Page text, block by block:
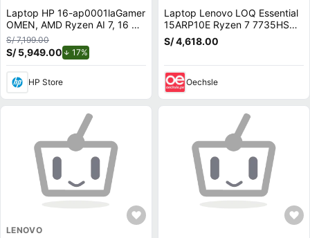
Laptop HP 16-ap0001laGamer
OMEN, AMD Ryzen AI 7, 16 GB
RAM, NVIDIA GeForce RTX
5050, 1 TB SSD, 16"" 2K 144
Hz, Windows 11 Home
S/ 7,199.00
S/ 5,949.00 17%
HP Store
Laptop Lenovo LOQ Essential
15ARP10E Ryzen 7 7735HS
16GB RAM 512GB SSD RTX
4050 15.6 83S00000US
S/ 4,618.00
Oechsle
LENOVO